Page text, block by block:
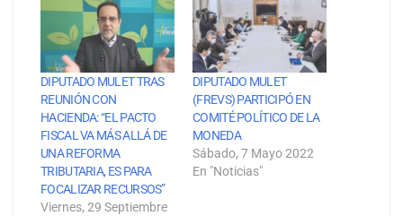
DIPUTADO MULET TRAS
REUNIÓN CON
HACIENDA: “EL PACTO
FISCAL VA MÁS ALLÁ DE
UNA REFORMA
TRIBUTARIA, ES PARA
FOCALIZAR RECURSOS”
Viernes, 29 Septiembre
DIPUTADO MULET
(FREVS) PARTICIPÓ EN
COMITÉ POLÍTICO DE LA
MONEDA
Sábado, 7 Mayo 2022
En "Noticias"